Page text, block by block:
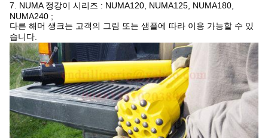
7. NUMA 정강이 시리즈 : NUMA120, NUMA125, NUMA180,
NUMA240 ;
다른 해머 섕크는 고객의 그림 또는 샘플에 따라 이용 가능할 수 있
습니다.